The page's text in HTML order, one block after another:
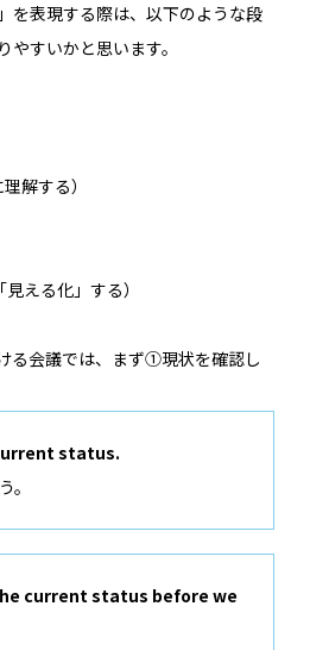
を表現する際は、以下のような段
すいかと思います。
解する）
える化」する）
る会議では、まず①現状を確認し
status.
。
current status before we